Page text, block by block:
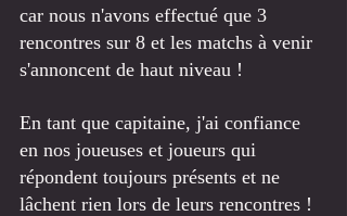
car nous n'avons effectué que 3
rencontres sur 8 et les matchs à venir
s'annoncent de haut niveau !
En tant que capitaine, j'ai confiance
en nos joueuses et joueurs qui
répondent toujours présents et ne
lâchent rien lors de leurs rencontres !